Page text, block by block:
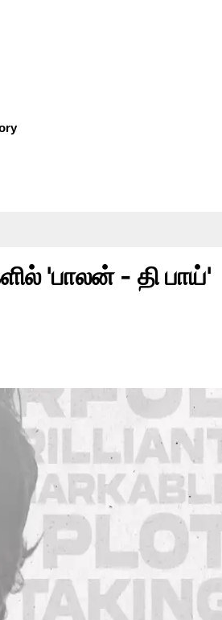
'பாலன் - தி பாய்'